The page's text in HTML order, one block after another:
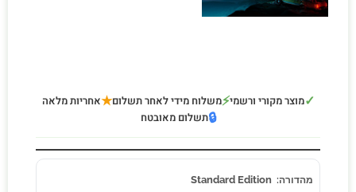
✓מוצר מקורי ורשמי⚡משלוח מידי לאחר תשלום★אחריות מלאה
🔒תשלום מאובטח
Standard Edition